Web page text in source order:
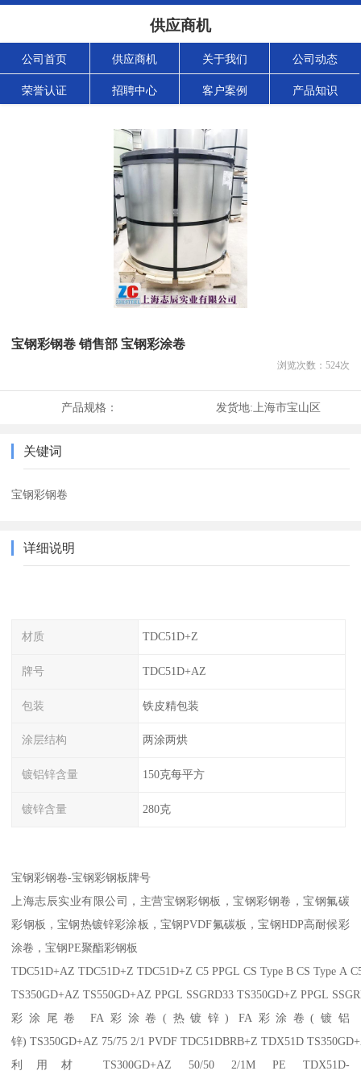
供应商机
公司首页 供应商机 关于我们 公司动态
荣誉认证 招聘中心 客户案例 产品知识
宝钢彩钢卷 销售部 宝钢彩涂卷
浏览次数： 524次
产品规格： 发货地: 上海市宝山区
关键词
宝钢彩钢卷
详细说明
材质 TDC51D+Z
牌号 TDC51D+AZ
包装 铁皮精包装
涂层结构 两涂两烘
镀铝锌含量 150克每平方
镀锌含量 280克
宝钢彩钢卷-宝钢彩钢板牌号
上海志辰实业有限公司，主营宝钢彩钢板，宝钢彩钢卷，宝钢氟碳
彩钢板，宝钢热镀锌彩涂板，宝钢PVDF氟碳板，宝钢HDP高耐候彩
涂卷，宝钢PE聚酯彩钢板
TDC51D+AZ TDC51D+Z TDC51D+Z C5 PPGL CS Type B CS Type A
TS350GD+AZ TS550GD+AZ PPGL SSGRD33 TS350GD+Z PPGL
彩涂尾卷 FA彩涂卷(热镀锌) FA彩涂卷(镀铝
锌) TS350GD+AZ 75/75 2/1 PVDF TDC51DBRB+Z TDX51D
利用材 TS300GD+AZ 50/50 2/1M PE TDX51D-